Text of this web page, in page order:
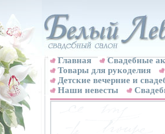
Главная
Свадебные
Товары для рукоделия
Детские вечерние и
Наши невесты